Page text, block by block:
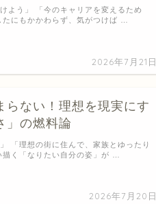
2026年7月21日
よう」 「今のキャリアを変えるため
にもかかわらず、気がつけば …
らない！理想を現実にす
」の燃料論
2026年7月20日
「理想の街に住んで、家族とゆったり
く「なりたい自分の姿」が …